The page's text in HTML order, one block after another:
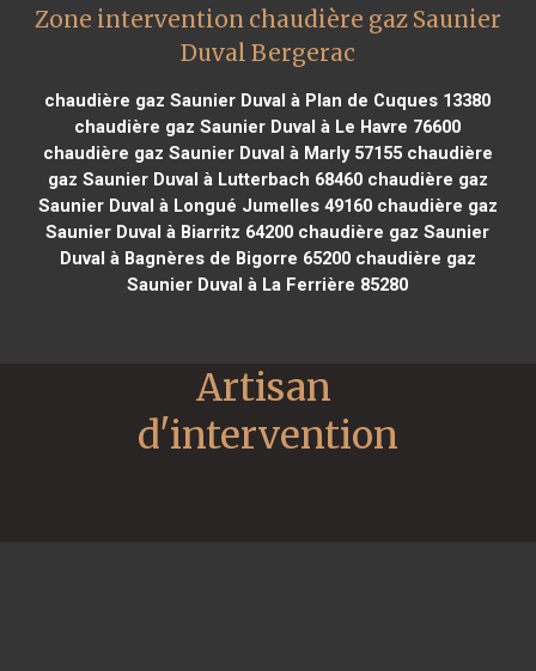
Zone intervention chaudière gaz Saunier
Duval Bergerac
chaudière gaz Saunier Duval à Plan de Cuques 13380
chaudière gaz Saunier Duval à Le Havre 76600
chaudière gaz Saunier Duval à Marly 57155chaudière
gaz Saunier Duval à Lutterbach 68460chaudière gaz
Saunier Duval à Longué Jumelles 49160chaudière gaz
Saunier Duval à Biarritz 64200 chaudière gaz Saunier
Duval à Bagnères de Bigorre 65200chaudière gaz
Saunier Duval à La Ferrière 85280
Artisan
d'intervention